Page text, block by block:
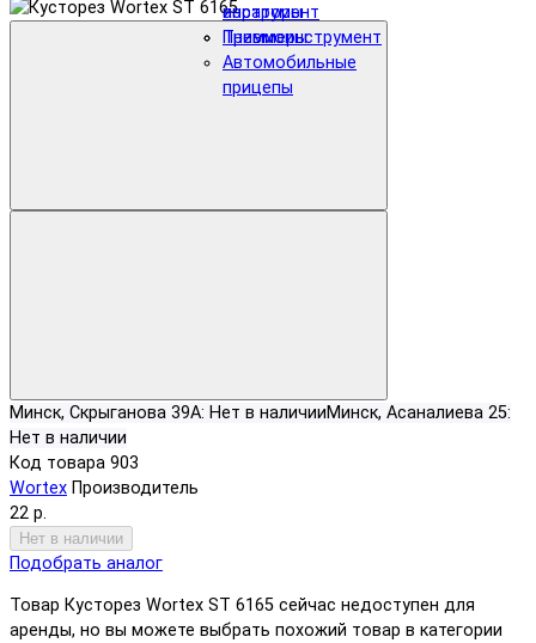
инструмент
Пневмоинструмент
Автомобильные
прицепы
аэраторы
Триммеры
Минск, Скрыганова 39А: Нет в наличииМинск, Асаналиева 25:
Нет в наличии
Код товара 903
Wortex Производитель
22 р.
Нет в наличии
Подобрать аналог
Товар Кусторез Wortex ST 6165 сейчас недоступен для
аренды, но вы можете выбрать похожий товар в категории